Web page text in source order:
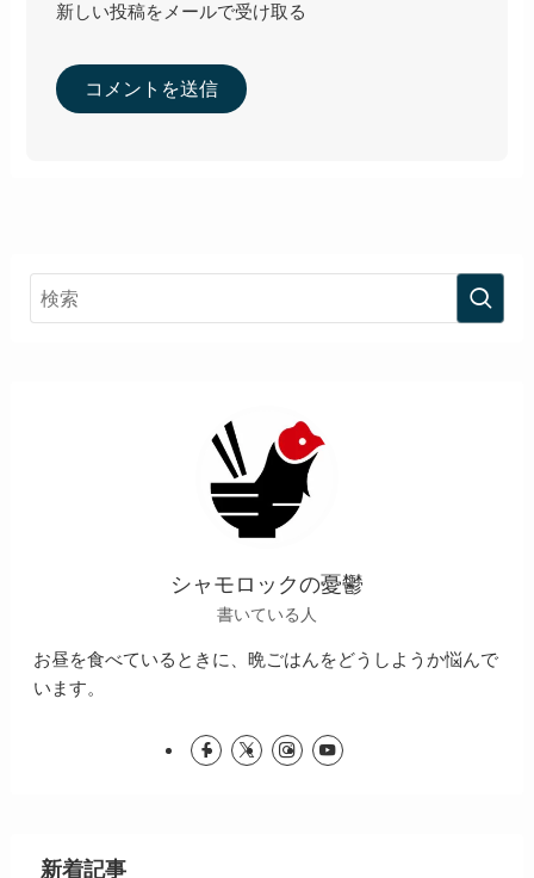
新しい投稿をメールで受け取る
シャモロックの憂鬱
書いている人
お昼を食べているときに、晩ごはんをどうしようか悩んで
います。
新着記事